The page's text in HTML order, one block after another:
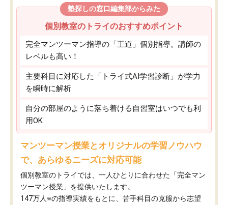
塾探しの窓口編集部からみた
個別教室のトライのおすすめポイント
完全マンツーマン指導の「王道」個別指導。講師の
レベルも高い！
主要科目に対応した「トライ式AI学習診断」が学力
を瞬時に解析
自分の部屋のように落ち着ける自習室はいつでも利
用OK
マンツーマン授業とオリジナルの学習ノウハウ
で、あらゆるニーズに対応可能
個別教室のトライでは、一人ひとりに合わせた「完全マン
ツーマン授業」を提供いたします。​
147万人※の指導実績をもとに、苦手科目の克服から志望